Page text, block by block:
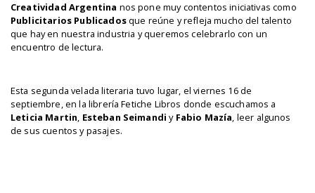
Creatividad Argentina nos pone muy contentos iniciativas como
Publicitarios Publicadosque reúne y refleja mucho del talento
que hay en nuestra industria y queremos celebrarlo con un
encuentro de lectura.
Esta segunda velada literaria tuvo lugar, ‪el viernes 16 de
septiembre,‬ en la librería Fetiche Libros donde escuchamos a
Leticia Martin, Esteban Seimandi yFabio Mazía, leer algunos
de sus cuentos y pasajes.